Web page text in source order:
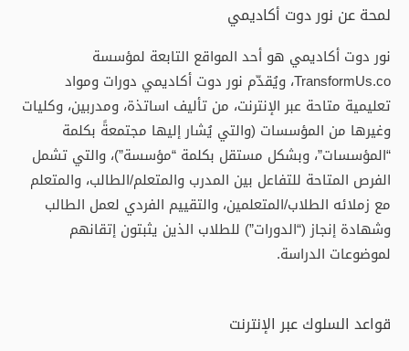
لمحة عن نور دوت أكاديمي
نور دوت أكاديمي هو أحد المواقع التابعة لمؤسسة
TransformUs.co، ويُقدّم نور دوت أكاديمي دورات ومواد
تعليمية متاحة عبر الإنترنت، من تأليف اساتذة، ومدربين، وكليات
وغيرها من المؤسسات (والتي يُشار إليها مجتمعةً بكلمة
“المؤسسات”، وبشكل مستقل بكلمة “مؤسسة”)، والتي تشمل
الفرص المتاحة للتفاعل بين المدرب والمتعلم/الطالب، والمتعلم
مع زملائه الطلاب/المتعلمين، والتقييم الفردي لعمل الطالب
وشهادة إنجاز (“الدورات”) للطلاب الذين يثبتون إتقانهم
لموضوعات الدراسة.
قواعد السلوك عبر الإنترنت